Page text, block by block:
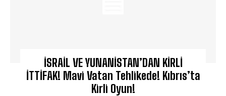
İSRAİL VE YUNANİSTAN’DAN KİRLİ
İTTİFAK! Mavi Vatan Tehlikede! Kıbrıs’ta
Kirli Oyun!